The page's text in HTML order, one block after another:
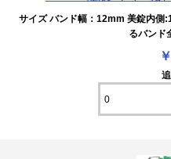
サイズ バンド幅：12mm 美錠内側
るバンド